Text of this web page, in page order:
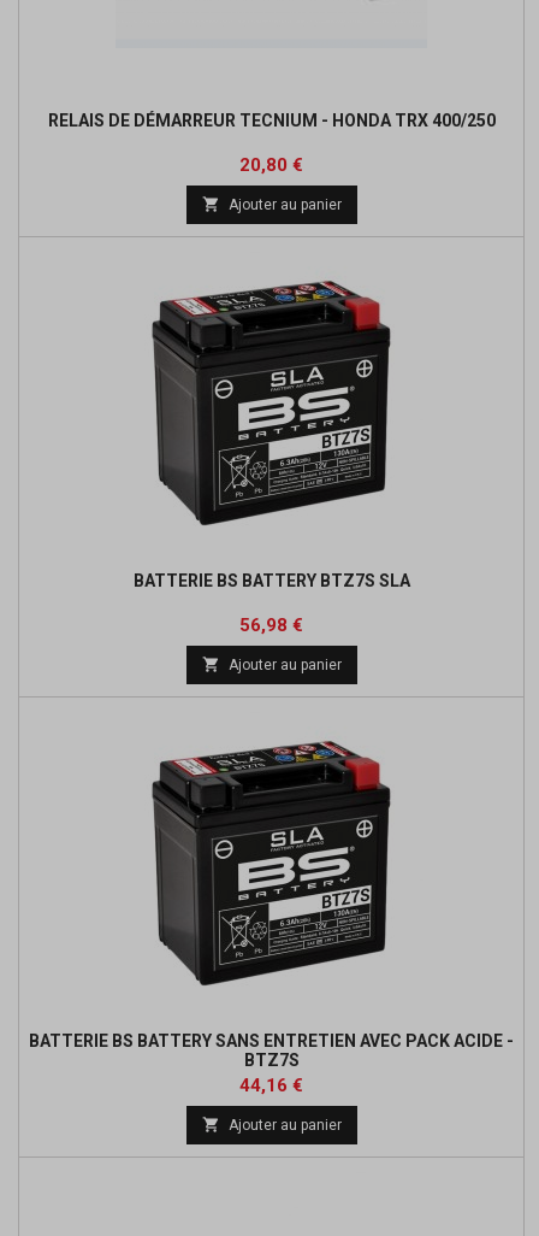
RELAIS DE DÉMARREUR TECNIUM - HONDA TRX 400/250
Prix
20,80 €
base
 Ajouter au panier
BATTERIE BS BATTERY BTZ7S SLA
Prix
56,98 €
base
 Ajouter au panier
BATTERIE BS BATTERY SANS ENTRETIEN AVEC PACK ACIDE -
BTZ7S
Prix
44,16 €
base
 Ajouter au panier